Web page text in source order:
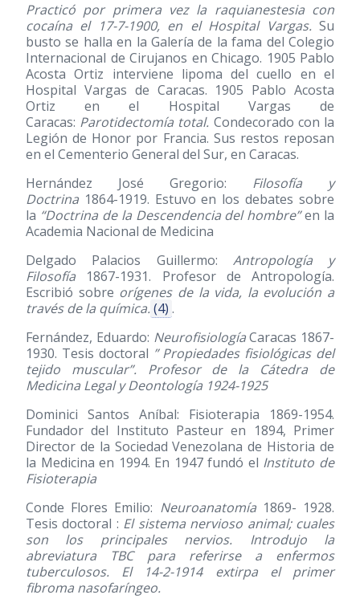
Practicó por primera vez la raquianestesia con
cocaína el 17-7-1900, en el Hospital Vargas. Su
busto se halla en la Galería de la fama del Colegio
Internacional de Cirujanos en Chicago. 1905 Pablo
Acosta Ortiz interviene lipoma del cuello en el
Hospital Vargas de Caracas. 1905 Pablo Acosta
Ortiz en el Hospital Vargas de
Caracas: Parotidectomía total. Condecorado con la
Legión de Honor por Francia. Sus restos reposan
en el Cementerio General del Sur, en Caracas.
Hernández José Gregorio: Filosofía y
Doctrina 1864-1919. Estuvo en los debates sobre
la “Doctrina de la Descendencia del hombre”en la
Academia Nacional de Medicina
Delgado Palacios Guillermo: Antropología y
Filosofía 1867-1931. Profesor de Antropología.
Escribió sobre orígenes de la vida, la evolución a
través de la química. (4) .
Fernández, Eduardo: NeurofisiologíaCaracas 1867-
1930. Tesis doctoral ” Propiedades fisiológicas del
tejido muscular”. Profesor de la Cátedra de
Medicina Legal y Deontología 1924-1925
Dominici Santos Aníbal: Fisioterapia 1869-1954.
Fundador del Instituto Pasteur en 1894, Primer
Director de la Sociedad Venezolana de Historia de
la Medicina en 1994. En 1947 fundó el Instituto de
Fisioterapia
Conde Flores Emilio: Neuroanatomía1869- 1928.
Tesis doctoral : El sistema nervioso animal; cuales
son los principales nervios. Introdujo la
abreviatura TBC para referirse a enfermos
tuberculosos. El 14-2-1914 extirpa el primer
fibroma nasofaríngeo.